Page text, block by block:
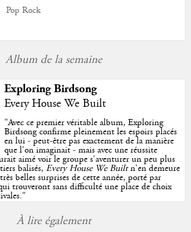
Pop Rock
Album de la semaine
Exploring Birdsong
Every House We Built
"Avec ce premier véritable album, Exploring
Birdsong confirme pleinement les espoirs placés
en lui - peut-être pas exactement de la manière
que l'on imaginait - mais avec une réussite
aimé voir le groupe s'aventurer un peu plus
balisés,Every House We Builtn'en demeure
belles surprises de cette année, porté par
trouveront sans difficulté une place de choix
"
À lire également